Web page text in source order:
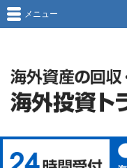
メニュー